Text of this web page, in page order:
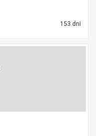
153 dni